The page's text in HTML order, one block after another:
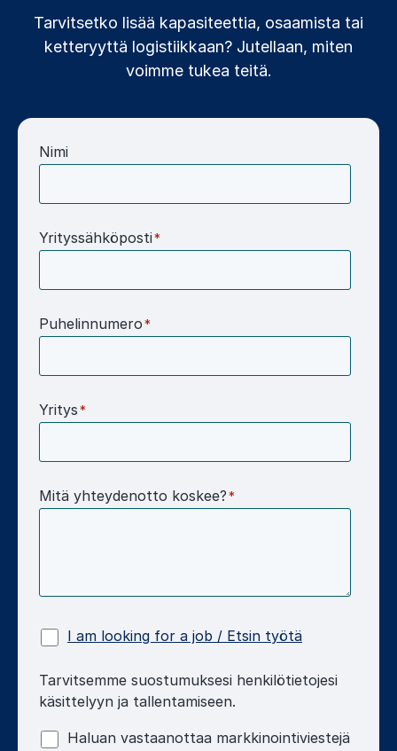
Tarvitsetko lisää kapasiteettia, osaamista tai
ketteryyttä logistiikkaan? Jutellaan, miten
voimme tukea teitä.
Nimi
Yrityssähköposti*
Puhelinnumero*
Yritys*
Mitä yhteydenotto koskee?*
I am looking for a job / Etsin työtä
Tarvitsemme suostumuksesi henkilötietojesi
käsittelyyn ja tallentamiseen.
Haluan vastaanottaa markkinointiviestejä